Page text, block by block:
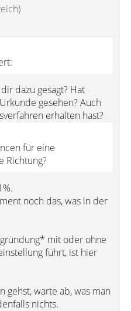
dazu gesagt? Hat
gesehen? Auch
erhalten hast?
für eine
Richtung?
noch das, was in der
mit oder ohne
führt, ist hier
gehst, warte ab, was man
nichts.